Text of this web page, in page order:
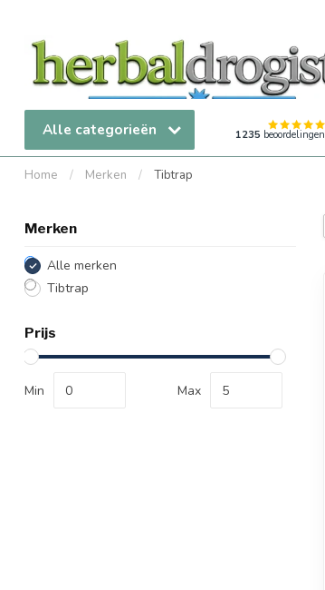
Alle categorieën 1235 beoordelingen
Home / Merken / Tibtrap
Merken
Alle merken
Tibtrap
Prijs
Min Max